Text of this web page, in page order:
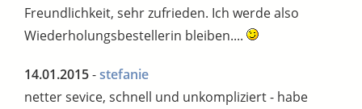
Freundlichkeit, sehr zufrieden. Ich werde also
Wiederholungsbestellerin bleiben....
14.01.2015-stefanie
netter sevice, schnell und unkompliziert - habe